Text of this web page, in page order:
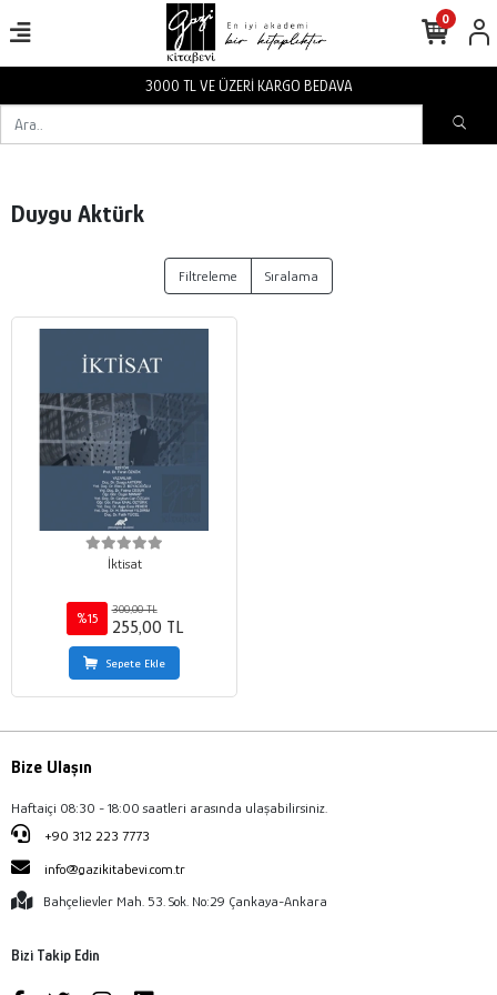
3000 TL VE ÜZERİ KARGO BEDAVA
0
Duygu Aktürk
Filtreleme Sıralama
İktisat
%15
300,00 TL
255,00 TL
Sepete Ekle
Bize Ulaşın
Haftaiçi 08:30 - 18:00 saatleri arasında ulaşabilirsiniz.
+90 312 223 7773
info@gazikitabevi.com.tr
Bahçelievler Mah. 53. Sok. No:29 Çankaya-Ankara
Bizi Takip Edin